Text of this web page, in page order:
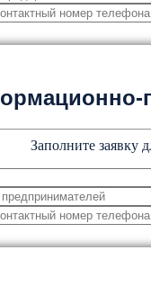
Заполните заявку